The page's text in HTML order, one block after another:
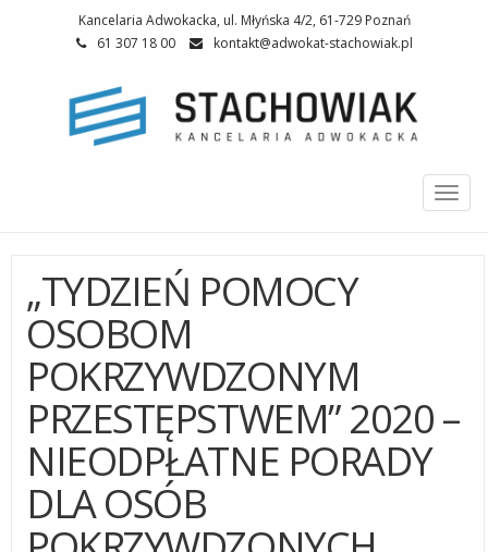
Kancelaria Adwokacka, ul. Młyńska 4/2, 61-729 Poznań
61 307 18 00
kontakt@adwokat-stachowiak.pl
„TYDZIEŃ POMOCY
OSOBOM
POKRZYWDZONYM
PRZESTĘPSTWEM” 2020 –
NIEODPŁATNE PORADY
DLA OSÓB